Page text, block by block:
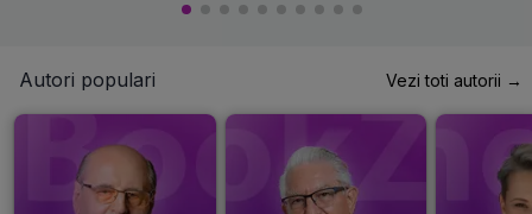
Autori populari Vezi toti autorii →